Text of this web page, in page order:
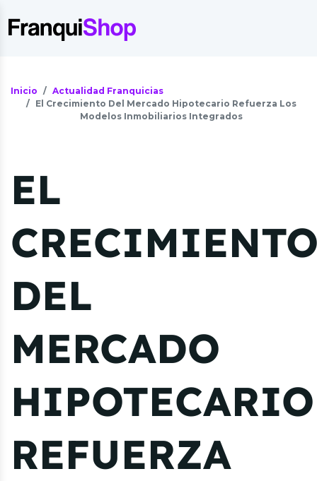
Inicio
Actualidad Franquicias
El Crecimiento Del Mercado Hipotecario Refuerza Los
Modelos Inmobiliarios Integrados
EL
DEL
MERCADO
HIPOTECARIO
REFUERZA